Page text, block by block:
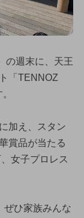
の週末に、天王
「TENNOZ
加え、スタン
賞品が当たる
女子プロレス
ぜひ家族みんな